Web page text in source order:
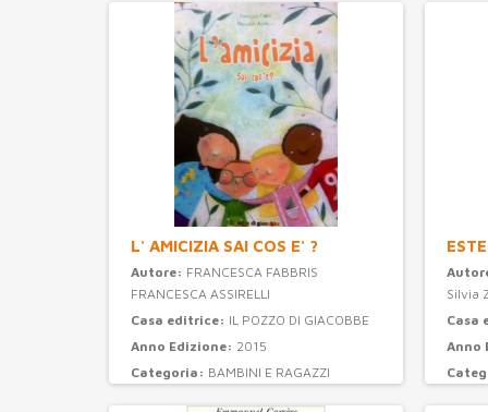
L' AMICIZIA SAI COS E' ?
Autore: FRANCESCA FABBRIS
FRANCESCA ASSIRELLI
Casa editrice: IL POZZO DI GIACOBBE
Anno Edizione: 2015
Categoria: BAMBINI E RAGAZZI
Silvia
Casa
Anno